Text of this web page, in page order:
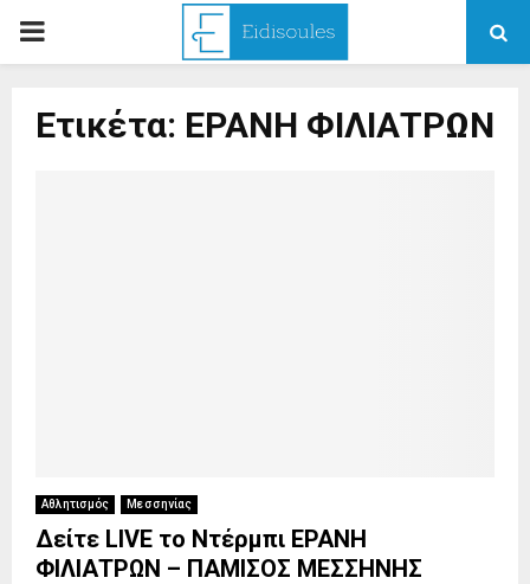
PRIMARY
Ετικέτα: ΕΡΑΝΗ ΦΙΛΙΑΤΡΩΝ
Αθλητισμός Μεσσηνίας
Δείτε LIVE το Ντέρμπι ΕΡΑΝΗ
ΦΙΛΙΑΤΡΩΝ – ΠΑΜΙΣΟΣ ΜΕΣΣΗΝΗΣ